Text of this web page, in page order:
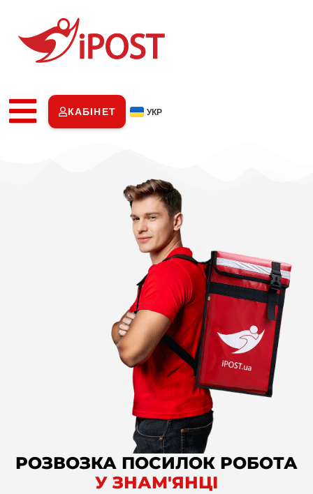
КАБІНЕТ УКР
РОЗВОЗКА ПОСИЛОК РОБОТА
У ЗНАМ'ЯНЦІ